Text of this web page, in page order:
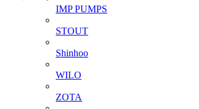
IMP PUMPS
STOUT
Shinhoo
WILO
ZOTA